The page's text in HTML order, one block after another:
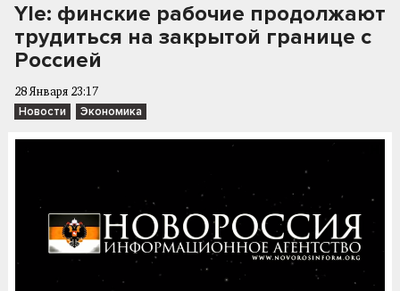
Yle: финские рабочие продолжают
трудиться на закрытой границе с
Россией
28 Января 23:17
Новости Экономика